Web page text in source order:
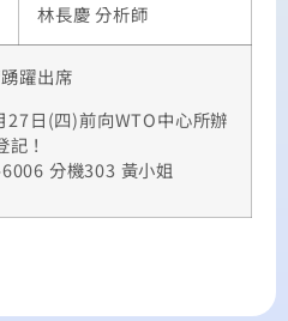
林長慶 分析師
躍出席
27日(四)前向WTO中心所辦
記！
分機303 黃小姐